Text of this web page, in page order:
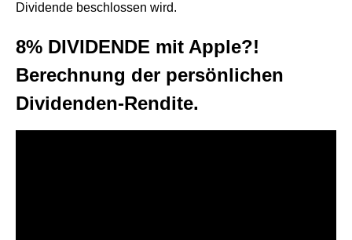
Dividende beschlossen wird.
8% DIVIDENDE mit Apple?!
Berechnung der persönlichen
Dividenden-Rendite.